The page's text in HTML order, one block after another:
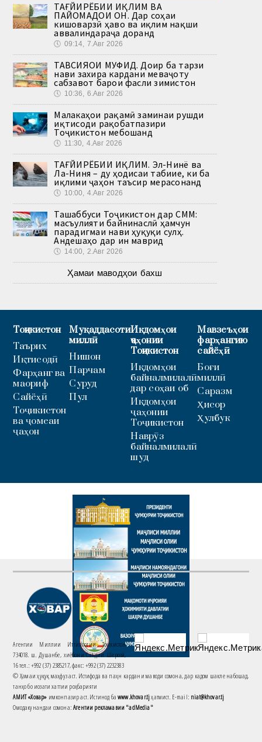
ТАҒЙИРЁБИИ ИҚЛИМ ВА
ПАЙОМАДҲОИ ОН. Дар соҳаи
кишоварзӣ ҳаво ва иқлим нақши
аввалиндараҷа доранд
🕔 09:14, 7.Авг 2026
ТАВСИЯҲОИ МУФИД. Доир ба тарзи
нави захира кардани меваҷоту
сабзавот барои фасли зимистон
🕔 10:36, 6.Авг 2026
Малакаҳои рақамӣ заминаи рушди
иқтисоди рақобатпазири
Тоҷикистон мебошанд
🕔 11:30, 4.Авг 2026
ТАҒЙИРЁБИИ ИҚЛИМ. Эл-Нинё ва
Ла-Ниня – ду ҳодисаи табиие, ки ба
иқлими ҷаҳон таъсир мерасонанд
🕔 10:00, 4.Авг 2026
Ташаббуси Тоҷикистон дар СММ:
масъулияти байнинаслӣ ҳамчун
парадигмаи нави ҳуқуқи сулҳ.
Андешаҳо дар ин маврид
🕔 14:00, 2.Авг 2026
Ҳамаи маводҳои бахш
Тоҷикистон
Таърих
Иқтисодӣ
Фарҳанг ва
маориф
Сайёҳӣ
Тоҷикистон
ва ҷомеаи
ҷаҳон
Муқаддасоти
миллӣ
Нишон
Парчам
Суруд
Пул
Иқдомҳои
ҷаҳонии
Тоҷикистон
Иқдомҳои
байналмилалӣ
дар соҳаи об
Иқдомҳои
ҷаҳонии
Тоҷикистон
Наврӯз
байналмилалӣ
шуд
Мавзеъҳои
фарҳангию
сайёҳӣ
Боғи
миллӣ
Саразм
Ҳисор
Ҳулбук
Агентии Миллии Иттилоотии Тоҷикистон
734018. ш. Душанбе, хиёбони Саъдии Шерозӣ,
16 тел.: +992 (37) 2385217, факс: +992 (37) 2232383
© Ҳамаи ҳуқуқ маҳфуз аст. Истифода ва паҳн кардани маводи сомона, дар кадом шакле набошад,
танҳо бо иҷозати хаттии роҳбарияти
АМИТ «Ховар» имконпазир аст. Истинод баwww.khovar.tjҳатмист. E-mail: niat@khovar.tj
Омодакунандаи сомона:Агентии рекламавии "adMedia"